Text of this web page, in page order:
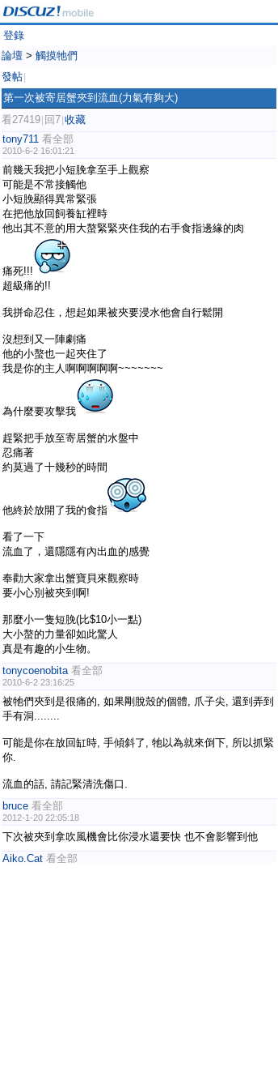
登錄
論壇 > 觸摸牠們
發帖
第一次被寄居蟹夾到流血(力氣有夠大)
看27419 回7 收藏
tony711 看全部
2010-6-2 16:01:21
前幾天我把小短脕拿至手上觀察
可能是不常接觸他
小短脕顯得異常緊張
在把他放回飼養缸裡時
他出其不意的用大螯緊緊夾住我的右手食指邊緣的肉
痛死!!!
超級痛的!!
我拼命忍住，想起如果被夾要浸水他會自行鬆開
沒想到又一陣劇痛
他的小螯也一起夾住了
我是你的主人啊啊啊啊啊~~~~~~~
為什麼要攻擊我
趕緊把手放至寄居蟹的水盤中
忍痛著
約莫過了十幾秒的時間
他終於放開了我的食指
看了一下
流血了，還隱隱有內出血的感覺
奉勸大家拿出蟹寶貝來觀察時
要小心別被夾到啊!
那麼小一隻短脕(比$10小一點)
大小螯的力量卻如此驚人
真是有趣的小生物。
tonycoenobita 看全部
2010-6-2 23:16:25
被牠們夾到是很痛的, 如果剛脫殼的個體, 爪子尖, 還到弄到
手有洞........
可能是你在放回缸時, 手傾斜了, 牠以為就來倒下, 所以抓緊
你.
流血的話, 請記緊清洗傷口.
bruce 看全部
2012-1-20 22:05:18
下次被夾到拿吹風機會比你浸水還要快 也不會影響到他
Aiko.Cat 看全部